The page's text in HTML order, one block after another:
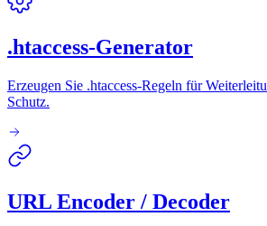
.htaccess-Generator
Erzeugen Sie .htaccess-Regeln für
Schutz.
URL Encoder / Decoder